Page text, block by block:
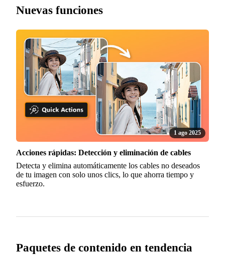
Nuevas funciones
1 ago 2025
Acciones rápidas: Detección y eliminación de cables
Detecta y elimina automáticamente los cables no deseados
de tu imagen con solo unos clics, lo que ahorra tiempo y
esfuerzo.
Paquetes de contenido en tendencia